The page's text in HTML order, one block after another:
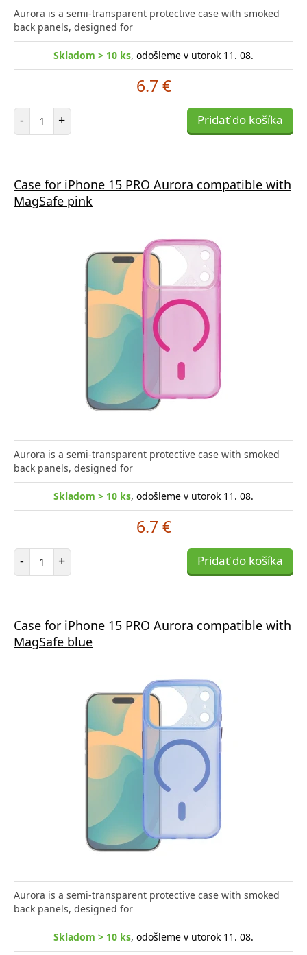
Aurora is a semi-transparent protective case with smoked
back panels, designed for
Skladom > 10 ks, odošleme v utorok 11. 08.
6.7 €
- Počet položiek
+ Pridať do košíka
Case for iPhone 15 PRO Aurora compatible with
MagSafe pink
Aurora is a semi-transparent protective case with smoked
back panels, designed for
Skladom > 10 ks, odošleme v utorok 11. 08.
6.7 €
- Počet položiek
+ Pridať do košíka
Case for iPhone 15 PRO Aurora compatible with
MagSafe blue
Aurora is a semi-transparent protective case with smoked
back panels, designed for
Skladom > 10 ks, odošleme v utorok 11. 08.